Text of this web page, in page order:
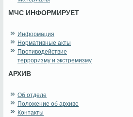
МЧС ИНФОРМИРУЕТ
Информация
Нормативные акты
Противодействие
терроризму и экстремизму
АРХИВ
Об отделе
Положение об архиве
Контакты